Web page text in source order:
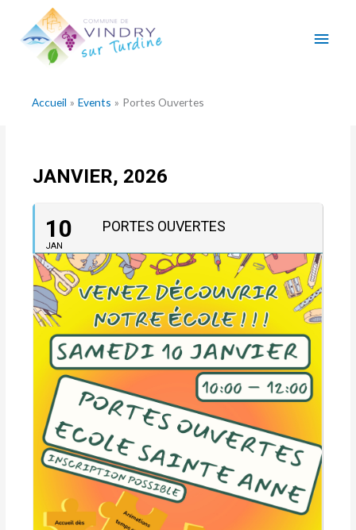
contenu
Accueil Events Portes Ouvertes
JANVIER, 2026
10
JAN
PORTES OUVERTES